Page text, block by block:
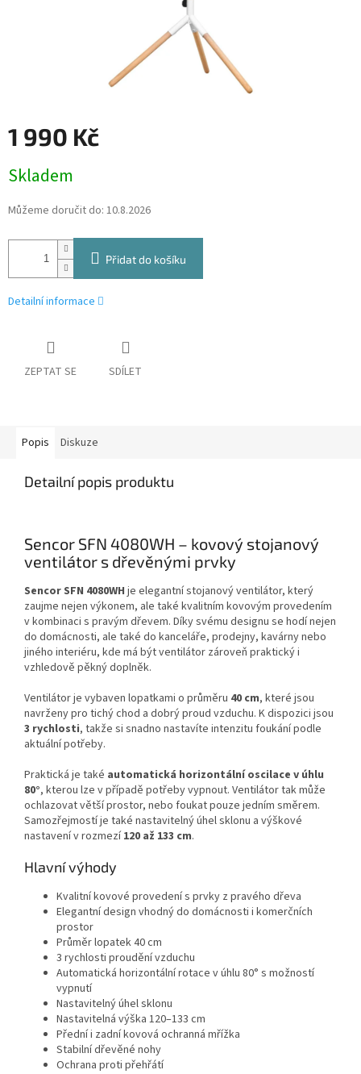
1 990 Kč
cena:
Skladem
Můžeme doručit do: 10.8.2026
Přidat do košíku
Detailní informace
ZEPTAT SE SDÍLET
Popis Diskuze
Detailní popis produktu
Sencor SFN 4080WH – kovový stojanový
ventilátor s dřevěnými prvky
Sencor SFN 4080WH je elegantní stojanový ventilátor, který
zaujme nejen výkonem, ale také kvalitním kovovým provedením
v kombinaci s pravým dřevem. Díky svému designu se hodí nejen
do domácnosti, ale také do kanceláře, prodejny, kavárny nebo
jiného interiéru, kde má být ventilátor zároveň praktický i
vzhledově pěkný doplněk.
Ventilátor je vybaven lopatkami o průměru 40 cm, které jsou
navrženy pro tichý chod a dobrý proud vzduchu. K dispozici jsou
3 rychlosti, takže si snadno nastavíte intenzitu foukání podle
aktuální potřeby.
Praktická je také automatická horizontální oscilace v úhlu
80°, kterou lze v případě potřeby vypnout. Ventilátor tak může
ochlazovat větší prostor, nebo foukat pouze jedním směrem.
Samozřejmostí je také nastavitelný úhel sklonu a výškové
nastavení v rozmezí120 až 133 cm.
Hlavní výhody
Kvalitní kovové provedení s prvky z pravého dřeva
Elegantní design vhodný do domácnosti i komerčních
prostor
Průměr lopatek 40 cm
3 rychlosti proudění vzduchu
Automatická horizontální rotace v úhlu 80° s možností
vypnutí
Nastavitelný úhel sklonu
Nastavitelná výška 120–133 cm
Přední i zadní kovová ochranná mřížka
Stabilní dřevěné nohy
Ochrana proti přehřátí